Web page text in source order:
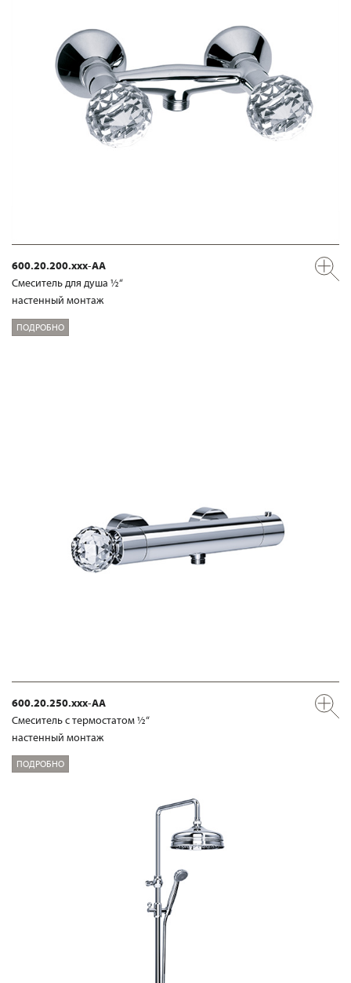
600.20.200.xxx-AA
Смеситель для душа ½“
настенный монтаж
ПОДРОБНО
600.20.250.xxx-AA
Смеситель с термостатом ½“
настенный монтаж
ПОДРОБНО